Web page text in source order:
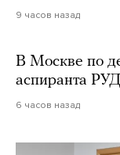
9 часов назад
В Москве по
аспиранта
6 часов назад